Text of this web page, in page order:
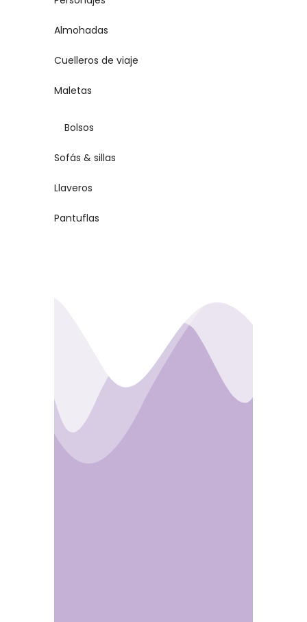
Almohadas
Cuelleros de viaje
Maletas
Bolsos
Sofás & sillas
Llaveros
Pantuflas